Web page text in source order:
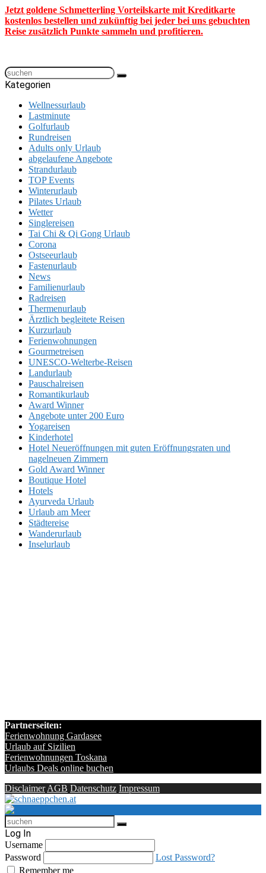
Jetzt goldene Schmetterling Vorteilskarte mit Kreditkarte
kostenlos bestellen und zukünftig bei jeder bei uns gebuchten
Reise zusätzlich Punkte sammeln und profitieren.
Kategorien
Wellnessurlaub
Lastminute
Golfurlaub
Rundreisen
Adults only Urlaub
abgelaufene Angebote
Strandurlaub
TOP Events
Winterurlaub
Pilates Urlaub
Wetter
Singlereisen
Tai Chi & Qi Gong Urlaub
Corona
Ostseeurlaub
Fastenurlaub
News
Familienurlaub
Radreisen
Thermenurlaub
Ärztlich begleitete Reisen
Kurzurlaub
Ferienwohnungen
Gourmetreisen
UNESCO-Welterbe-Reisen
Landurlaub
Pauschalreisen
Romantikurlaub
Award Winner
Angebote unter 200 Euro
Yogareisen
Kinderhotel
Hotel Neueröffnungen mit guten Eröffnungsraten und
nagelneuen Zimmern
Gold Award Winner
Boutique Hotel
Hotels
Ayurveda Urlaub
Urlaub am Meer
Städtereise
Wanderurlaub
Inselurlaub
Partnerseiten:
Ferienwohnung Gardasee
Urlaub auf Sizilien
Ferienwohnungen Toskana
Urlaubs Deals online buchen
Disclaimer AGB Datenschutz Impressum
Log In
Username
Password
Lost Password?
Remember me